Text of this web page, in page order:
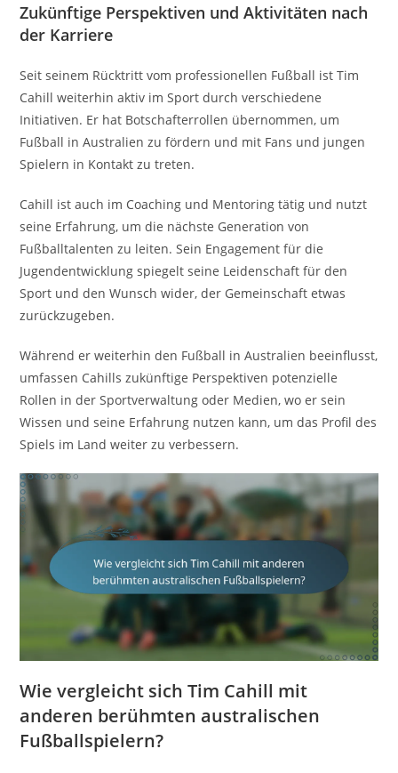
Zukünftige Perspektiven und Aktivitäten nach
der Karriere
Seit seinem Rücktritt vom professionellen Fußball ist Tim
Cahill weiterhin aktiv im Sport durch verschiedene
Initiativen. Er hat Botschafterrollen übernommen, um
Fußball in Australien zu fördern und mit Fans und jungen
Spielern in Kontakt zu treten.
Cahill ist auch im Coaching und Mentoring tätig und nutzt
seine Erfahrung, um die nächste Generation von
Fußballtalenten zu leiten. Sein Engagement für die
Jugendentwicklung spiegelt seine Leidenschaft für den
Sport und den Wunsch wider, der Gemeinschaft etwas
zurückzugeben.
Während er weiterhin den Fußball in Australien beeinflusst,
umfassen Cahills zukünftige Perspektiven potenzielle
Rollen in der Sportverwaltung oder Medien, wo er sein
Wissen und seine Erfahrung nutzen kann, um das Profil des
Spiels im Land weiter zu verbessern.
Wie vergleicht sich Tim Cahill mit
anderen berühmten australischen
Fußballspielern?